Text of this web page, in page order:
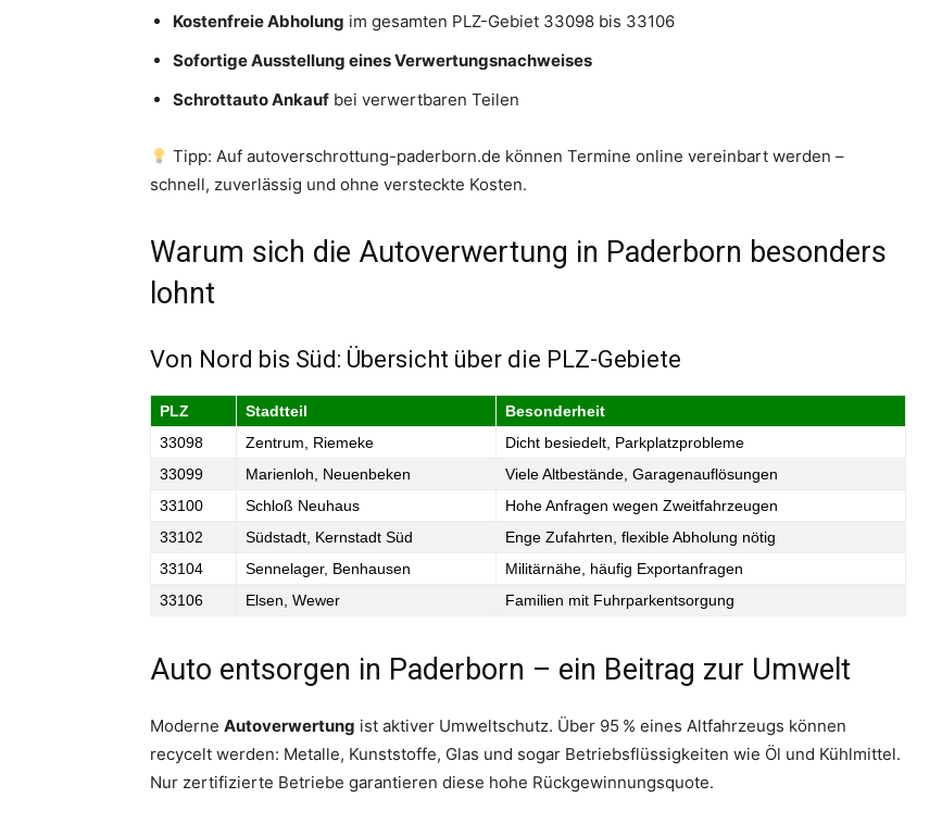
Kostenfreie Abholung im gesamten PLZ-Gebiet 33098 bis 33106
Sofortige Ausstellung eines Verwertungsnachweises
Schrottauto Ankauf bei verwertbaren Teilen
Tipp: Auf autoverschrottung-paderborn.de können Termine online vereinbart werden –
schnell, zuverlässig und ohne versteckte Kosten.
Warum sich die Autoverwertung in Paderborn besonders
lohnt
Von Nord bis Süd: Übersicht über die PLZ-Gebiete
PLZ Stadtteil
Besonderheit
33098
Zentrum, Riemeke
Dicht besiedelt, Parkplatzprobleme
33099
Marienloh, Neuenbeken
Viele Altbestände, Garagenauflösungen
33100
Schloß Neuhaus
Hohe Anfragen wegen Zweitfahrzeugen
33102
Südstadt, Kernstadt Süd
Enge Zufahrten, flexible Abholung nötig
33104
Sennelager, Benhausen
Militärnähe, häufig Exportanfragen
33106
Elsen, Wewer Familien mit Fuhrparkentsorgung
Auto entsorgen in Paderborn – ein Beitrag zur Umwelt
Moderne Autoverwertung ist aktiver Umweltschutz. Über 95 % eines Altfahrzeugs können
recycelt werden: Metalle, Kunststoffe, Glas und sogar Betriebsflüssigkeiten wie Öl und Kühlmittel.
Nur zertifizierte Betriebe garantieren diese hohe Rückgewinnungsquote.